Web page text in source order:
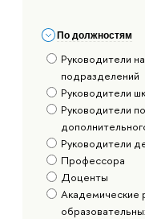
По должностям
Руководители
подразделений
Руководители
Руководители
Руководители
Профессора
Доценты
Академические